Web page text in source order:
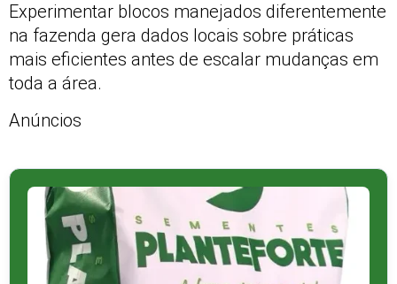
Experimentar blocos manejados diferentemente
na fazenda gera dados locais sobre práticas
mais eficientes antes de escalar mudanças em
toda a área.
Anúncios